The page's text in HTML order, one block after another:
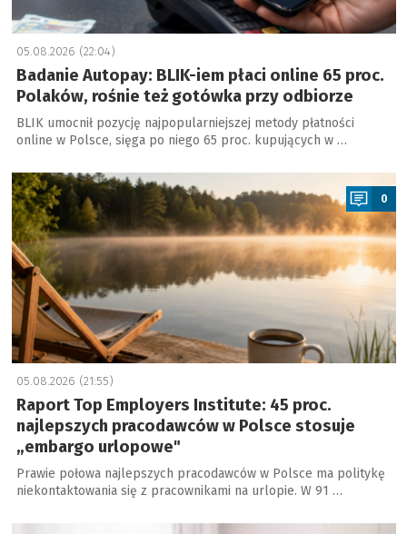
05.08.2026 (22:04)
Badanie Autopay: BLIK-iem płaci online 65 proc.
Polaków, rośnie też gotówka przy odbiorze
BLIK umocnił pozycję najpopularniejszej metody płatności
online w Polsce, sięga po niego 65 proc. kupujących w …
a
0
05.08.2026 (21:55)
Raport Top Employers Institute: 45 proc.
najlepszych pracodawców w Polsce stosuje
„embargo urlopowe"
Prawie połowa najlepszych pracodawców w Polsce ma politykę
niekontaktowania się z pracownikami na urlopie. W 91 …